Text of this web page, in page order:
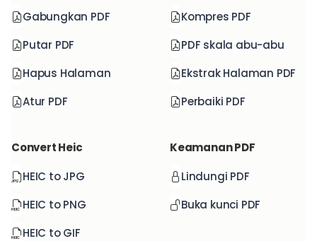
Gabungkan PDF
Putar PDF
Hapus Halaman
Atur PDF
Kompres PDF
PDF skala abu-abu
Ekstrak Halaman PDF
Perbaiki PDF
Convert Heic
HEIC to JPG
HEIC to PNG
HEIC to GIF
Keamanan PDF
Lindungi PDF
Buka kunci PDF